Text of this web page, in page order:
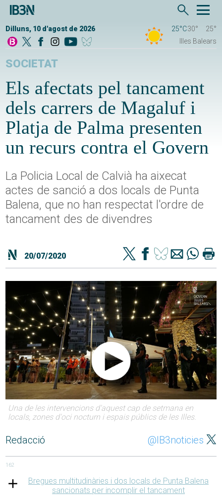
Dilluns, 10 d'agost de 2026 25°C30°
25°
Illes Balears
SOCIETAT
Els afectats pel tancament
dels carrers de Magaluf i
Platja de Palma presenten
un recurs contra el Govern
La Policia Local de Calvià ha aixecat
actes de sanció a dos locals de Punta
Balena, que no han respectat l'ordre de
tancament des de divendres
20/07/2020
Una de les intervencions d'aquest cap de setmana en
locals, zones d'oci nocturn i espais públics de les Illes.
Redacció @IB3noticies
162
Bregues multitudinàries i dos locals de Punta Balena
sancionats per incomplir el tancament